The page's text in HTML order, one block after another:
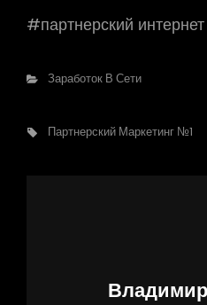
#партнерский
Рубрики
Заработок В Сети
Метки,
Партнерский Маркетинг №1
Автор: